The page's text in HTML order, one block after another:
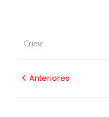
Crime
Anteriores